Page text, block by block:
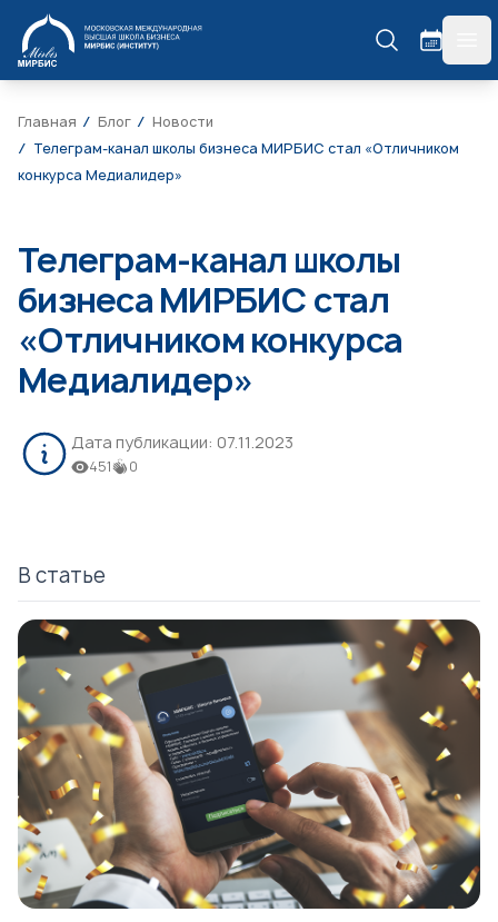
МИРБИС
Главная Блог
Новости
Телеграм-канал школы бизнеса МИРБИС стал «Отличником
конкурса Медиалидер»
Телеграм-канал школы
бизнеса МИРБИС стал
«Отличником конкурса
Медиалидер»
Дата публикации: 07.11.2023
451 0
В статье